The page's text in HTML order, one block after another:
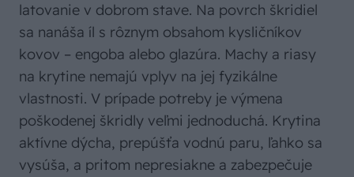
latovanie v dobrom stave. Na povrch škridiel
sa nanáša íl s rôznym obsahom kysličníkov
kovov – engoba alebo glazúra. Machy a riasy
na krytine nemajú vplyv na jej fyzikálne
vlastnosti. V prípade potreby je výmena
poškodenej škridly veľmi jednoduchá. Krytina
aktívne dýcha, prepúšťa vodnú paru, ľahko sa
vysúša, a pritom nepresiakne a zabezpečuje